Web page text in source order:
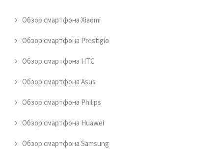
Обзор смартфона Xiaomi
Обзор смартфона Prestigio
Обзор смартфона HTC
Обзор смартфона Asus
Обзор смартфона Philips
Обзор смартфона Huawei
Обзор смартфона Samsung